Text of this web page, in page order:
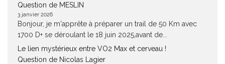
Question de MESLIN
3 janvier 2026
Bonjour, je m'apprête à préparer un trail de 50 Km avec
1700 D+ se déroulant le 18 juin 2025,avant de...
Le lien mystérieux entre VO2 Max et cerveau !
Question de Nicolas Lagier